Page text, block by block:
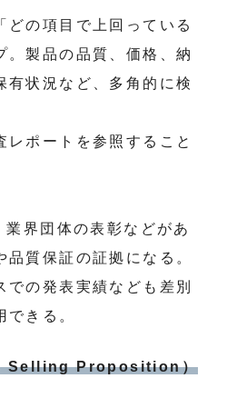
どの項目で上回っている
。製品の品質、価格、納
有状況など、多角的に検
レポートを参照すること
業界団体の表彰などがあ
質保証の証拠になる。
での発表実績なども差別
きる。
Selling Proposition）